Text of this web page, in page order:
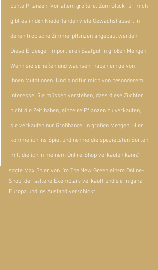
bunte Pflanzen. Vor allem größere. Zum Glück für mich
gibt es in den Niederlanden viele Gewächshäuser, in
denen tropische Zimmerpflanzen angebaut werden.
Diese Erzeuger importieren Saatgut in großen Mengen.
Wenn sie sprießen und wachsen, haben einige von
ihnen Mutationen. Und sind für mich von besonderem
Interesse. Sie müssen verstehen, dass diese Züchter
nicht die Zeit haben, einzelne Pflanzen zu verkaufen,
sie verkaufen nur Großhandel in großen Mengen. Hier
komme ich ins Spiel und nehme die speziellsten Sorten
mit, die ich in meinem Online-Shop verkaufen kann."
sagte Max Snier von I'm The New Green,einem Online-
Shop, der seltene Exemplare verkauft und sie in ganz
Europa und ins Ausland verschickt.